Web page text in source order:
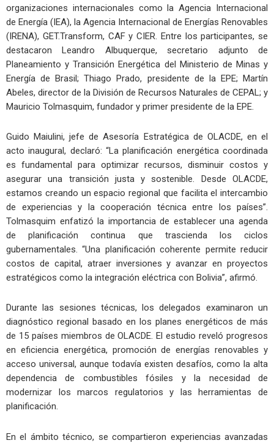
organizaciones internacionales como la Agencia Internacional
de Energía (IEA), la Agencia Internacional de Energías Renovables
(IRENA), GET.Transform, CAF y CIER. Entre los participantes, se
destacaron Leandro Albuquerque, secretario adjunto de
Planeamiento y Transición Energética del Ministerio de Minas y
Energía de Brasil; Thiago Prado, presidente de la EPE; Martín
Abeles, director de la División de Recursos Naturales de CEPAL; y
Mauricio Tolmasquim, fundador y primer presidente de la EPE.
Guido Maiulini, jefe de Asesoría Estratégica de OLACDE, en el
acto inaugural, declaró: “La planificación energética coordinada
es fundamental para optimizar recursos, disminuir costos y
asegurar una transición justa y sostenible. Desde OLACDE,
estamos creando un espacio regional que facilita el intercambio
de experiencias y la cooperación técnica entre los países”.
Tolmasquim enfatizó la importancia de establecer una agenda
de planificación continua que trascienda los ciclos
gubernamentales. “Una planificación coherente permite reducir
costos de capital, atraer inversiones y avanzar en proyectos
estratégicos como la integración eléctrica con Bolivia”, afirmó.
Durante las sesiones técnicas, los delegados examinaron un
diagnóstico regional basado en los planes energéticos de más
de 15 países miembros de OLACDE. El estudio reveló progresos
en eficiencia energética, promoción de energías renovables y
acceso universal, aunque todavía existen desafíos, como la alta
dependencia de combustibles fósiles y la necesidad de
modernizar los marcos regulatorios y las herramientas de
planificación.
En el ámbito técnico, se compartieron experiencias avanzadas